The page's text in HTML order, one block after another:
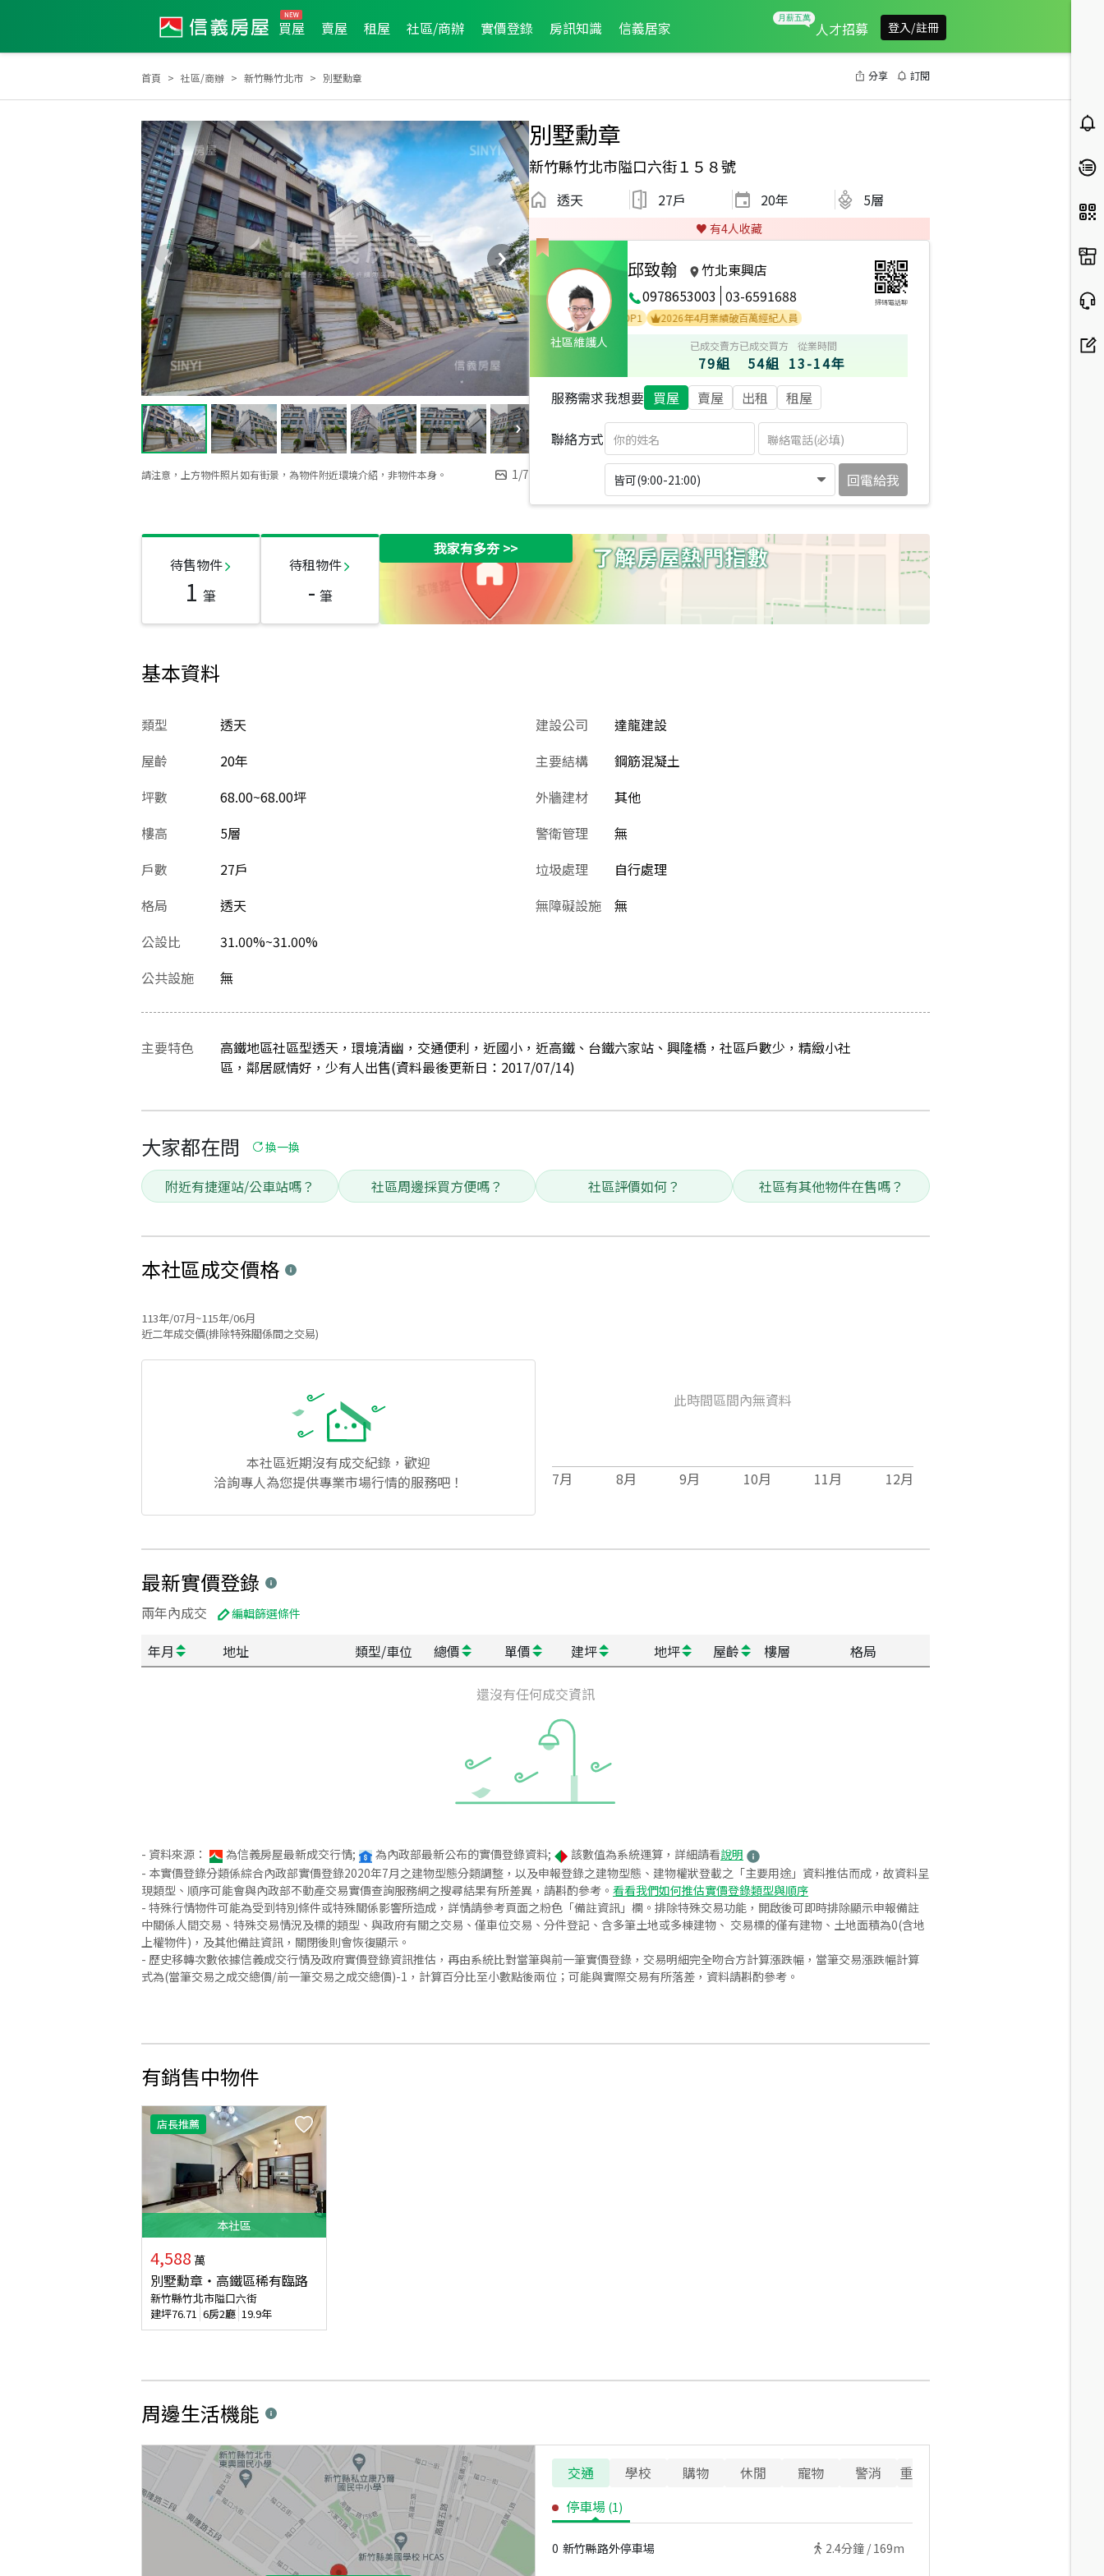
買屋 賣屋 租屋 社區/商辦 實價登錄 房訊知識 信義居家 人才招募 登入/註冊
首頁 社區/商辦 新竹縣竹北市 別墅勳章 分享 訂閱
請注意，上方物件照片如有街景，為物件附近環境介紹，非物件本身。 1/7
別墅勳章
新竹縣竹北市隘口六街１５８號
透天 27戶 20年 5層
♥️ 有4人收藏
社區維護人
邱致翰
竹北東興店
0978653003 03-6591688 掃碼電話聊
2026年1月區業績TOP2 2026年1月區成件TOP2 2025年10月區成件TOP3 2025年3月區成件TOP1
2026年4月業績破百萬經紀人員
已成交賣方
79組
已成交買方
54組
從業時間
13-14年
服務需求我想要 買屋 賣屋 出租 租屋
聯絡方式
皆可(9:00-21:00) 回電給我
待售物件
1 筆
待租物件
- 筆
我家有多夯>>
基本資料
類型
透天
屋齡
20年
坪數
68.00~68.00坪
樓高
5層
戶數
27戶
格局
透天
公設比
31.00%~31.00%
建設公司
達龍建設
主要結構
鋼筋混凝土
外牆建材
其他
警衛管理
無
垃圾處理
自行處理
無障礙設施
無
公共設施 無
主要特色
高鐵地區社區型透天，環境清幽，交通便利，近國小，近高鐵、台鐵六家站、興隆橋，社區戶數少，精緻小社
區，鄰居感情好，少有人出售(資料最後更新日：2017/07/14)
大家都在問 換一換
附近有捷運站/公車站嗎？ 社區周邊採買方便嗎？ 社區評價如何？ 社區有其他物件在售嗎？
本社區成交價格
113年/07月~115年/06月
近二年成交價(排除特殊關係間之交易)
本社區近期沒有成交紀錄，歡迎
洽詢專人為您提供專業市場行情的服務吧！
此時間區間內無資料
7月 8月 9月 10月 11月 12月
最新實價登錄
兩年內成交 編輯篩選條件
年月 地址 類型/車位 總價 單價 建坪 地坪 屋齡 樓層 格局
還沒有任何成交資訊
- 資料來源： 為信義房屋最新成交行情; 為內政部最新公布的實價登錄資料; 該數值為系統運算，詳細請看說明
- 本實價登錄分類係綜合內政部實價登錄2020年7月之建物型態分類調整，以及申報登錄之建物型態、建物權狀登載之「主要用途」資料推估而成，故資料呈
現類型、順序可能會與內政部不動產交易實價查詢服務網之搜尋結果有所差異，請斟酌參考。 看看我們如何推估實價登錄類型與順序
- 特殊行情物件可能為受到特別條件或特殊關係影響所造成，詳情請參考頁面之粉色「備註資訊」欄。排除特殊交易功能，開啟後可即時排除顯示申報備註
中關係人間交易、特殊交易情況及標的類型、與政府有關之交易、僅車位交易、分件登記、含多筆土地或多棟建物、 交易標的僅有建物、土地面積為0(含地
上權物件)，及其他備註資訊，關閉後則會恢復顯示。
- 歷史移轉次數依據信義成交行情及政府實價登錄資訊推估，再由系統比對當筆與前一筆實價登錄，交易明細完全吻合方計算漲跌幅，當筆交易漲跌幅計算
式為(當筆交易之成交總價/前一筆交易之成交總價)-1，計算百分比至小數點後兩位；可能與實際交易有所落差，資料請斟酌參考。
有銷售中物件
店長推薦
本社區
4,588 萬
別墅勳章・高鐵區稀有臨路
新竹縣竹北市隘口六街
建坪76.71 6房2廳 19.9年
周邊生活機能
交通 學校 購物 休閒 寵物 警消
重要設施
停車場 (1)
0 新竹縣路外停車場 2.4分鐘 / 169m